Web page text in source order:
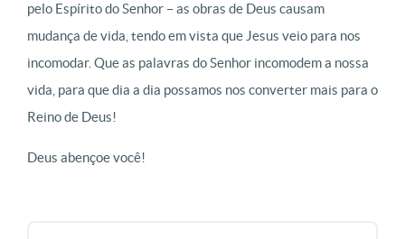
pelo Espírito do Senhor – as obras de Deus causam
mudança de vida, tendo em vista que Jesus veio para nos
incomodar. Que as palavras do Senhor incomodem a nossa
vida, para que dia a dia possamos nos converter mais para o
Reino de Deus!
Deus abençoe você!